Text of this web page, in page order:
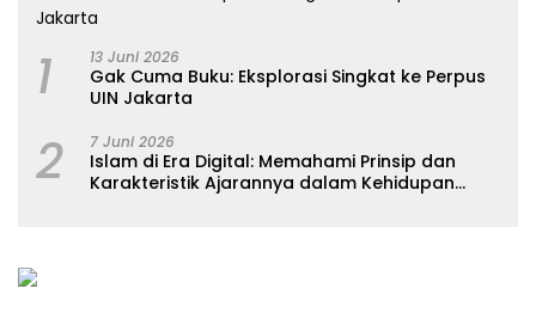
1 13 Juni 2026
Gak Cuma Buku: Eksplorasi Singkat ke Perpus
UIN Jakarta
2 7 Juni 2026
Islam di Era Digital: Memahami Prinsip dan
Karakteristik Ajarannya dalam Kehidupan